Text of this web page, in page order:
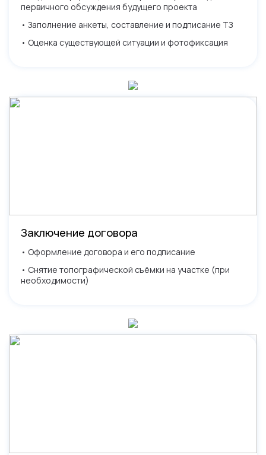
первичного обсуждения будущего проекта
• Заполнение анкеты, составление и подписание ТЗ
• Оценка существующей ситуации и фотофиксация
Заключение договора
• Оформление договора и его подписание
• Снятие топографической съёмки на участке (при
необходимости)